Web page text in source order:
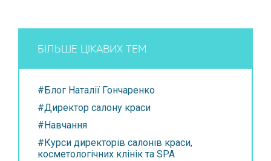
БІЛЬШЕ ЦІКАВИХ ТЕМ
#Блог Наталії Гончаренко
#Директор салону краси
#Навчання
#Курси директорів салонів краси,
косметологічних клінік та SPA